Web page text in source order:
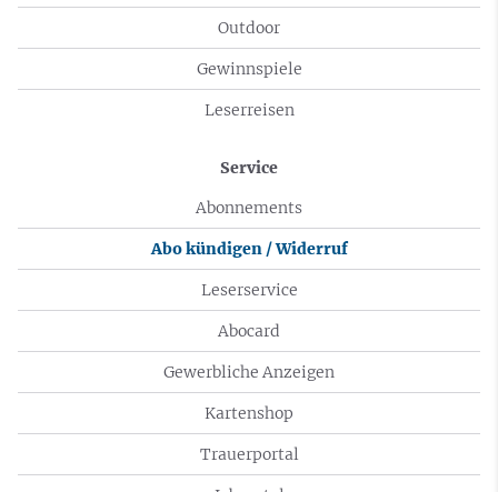
Outdoor
Gewinnspiele
Leserreisen
Service
Abonnements
Abo kündigen / Widerruf
Leserservice
Abocard
Gewerbliche Anzeigen
Kartenshop
Trauerportal